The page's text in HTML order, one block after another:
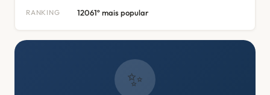
RANKING 12061º mais popular
✨